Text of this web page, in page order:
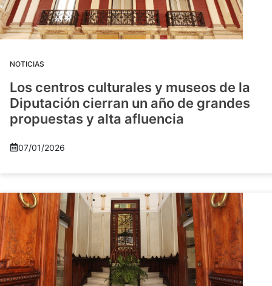
NOTICIAS
Los centros culturales y museos de la
Diputación cierran un año de grandes
propuestas y alta afluencia
07/01/2026